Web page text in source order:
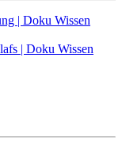
| Doku Wissen
| Doku Wissen